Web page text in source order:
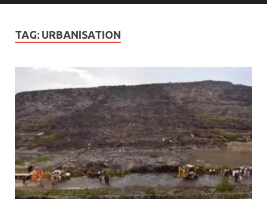
TAG: URBANISATION